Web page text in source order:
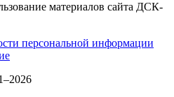
материалов сайта ДСК-
персональной информации